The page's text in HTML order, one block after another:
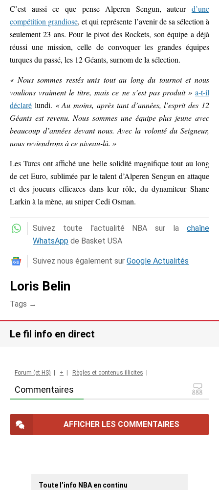
C’est aussi ce que pense Alperen Sengun, auteur d’une
compétition grandiose, et qui représente l’avenir de sa sélection à
seulement 23 ans. Pour le pivot des Rockets, son équipe a déjà
réussi une mission, celle de convoquer les grandes équipes
turques du passé, les 12 Géants, surnom de la sélection.
« Nous sommes restés unis tout au long du tournoi et nous
voulions vraiment le titre, mais ce ne s’est pas produit » a-t-il
déclaré lundi. « Au moins, après tant d’années, l’esprit des 12
Géants est revenu. Nous sommes une équipe plus jeune avec
beaucoup d’années devant nous. Avec la volonté du Seigneur,
nous reviendrons à ce niveau-là. »
Les Turcs ont affiché une belle solidité magnifique tout au long
de cet Euro, sublimée par le talent d’Alperen Sengun en attaque
et des joueurs efficaces dans leur rôle, du dynamiteur Shane
Larkin à la mène, au sniper Cedi Osman.
Suivez toute l'actualité NBA sur la chaîne
WhatsApp de Basket USA
Suivez nous également sur Google Actualités
Loris Belin
Tags →
Le fil info en direct
Commentaires
Forum (et HS) + Règles et contenus illicites
AFFICHER LES COMMENTAIRES
Toute l’info NBA en continu